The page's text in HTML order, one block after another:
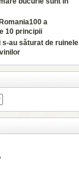
a
10 principii
s-au săturat de ruinele